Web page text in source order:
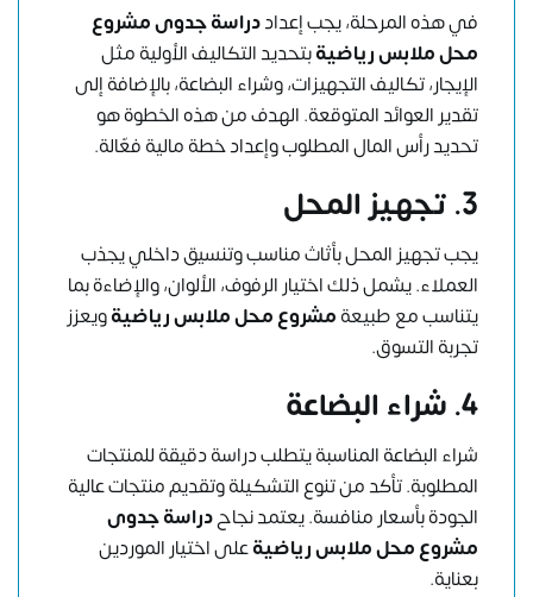
في هذه المرحلة، يجب إعداددراسة جدوى مشروع
محل ملابس رياضيةبتحديد التكاليف الأولية مثل
الإيجار، تكاليف التجهيزات، وشراء البضاعة، بالإضافة إلى
تقدير العوائد المتوقعة. الهدف من هذه الخطوة هو
تحديد رأس المال المطلوب وإعداد خطة مالية فعّالة.
3. تجهيز المحل
يجب تجهيز المحل بأثاث مناسب وتنسيق داخلي يجذب
العملاء. يشمل ذلك اختيار الرفوف، الألوان، والإضاءة بما
يتناسب مع طبيعةمشروع محل ملابس رياضيةويعزز
تجربة التسوق.
4. شراء البضاعة
شراء البضاعة المناسبة يتطلب دراسة دقيقة للمنتجات
المطلوبة. تأكد من تنوع التشكيلة وتقديم منتجات عالية
الجودة بأسعار منافسة. يعتمد نجاحدراسة جدوى
مشروع محل ملابس رياضيةعلى اختيار الموردين
بعناية.